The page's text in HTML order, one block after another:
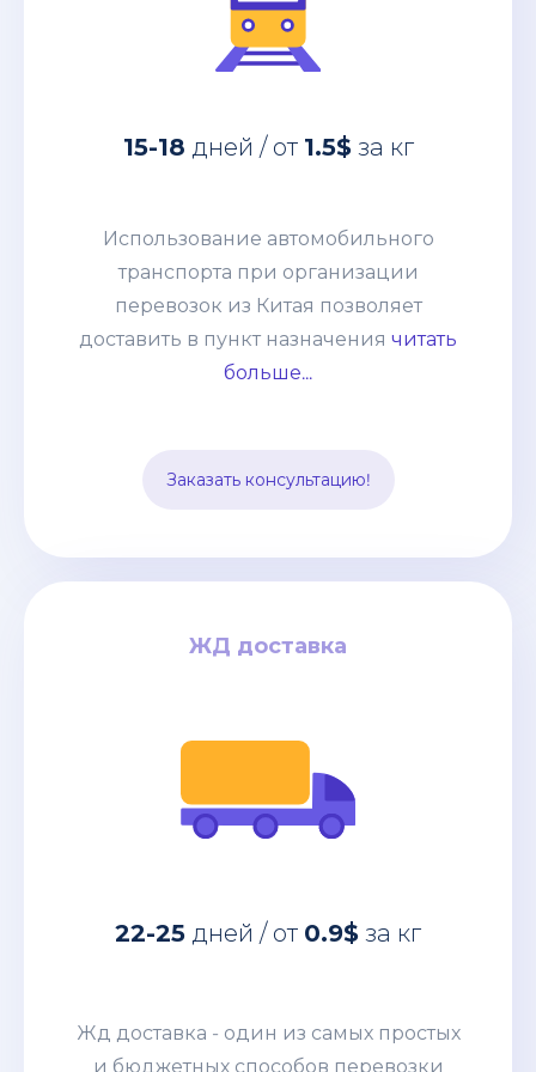
15-18 дней / от 1.5$за кг
Использование автомобильного
транспорта при организации
перевозок из Китая позволяет
доставить в пункт назначения читать
больше...
Заказать консультацию!
транспорта при организации
сборных грузов, что позволяет
опта.
ЖД доставка
22-25 дней / от 0.9$ за кг
Жд доставка - один из самых простых
и бюджетных способов перевозки
ЖД доставка
22-25
дней / от
Жд доставка - один из самых простых
направлением мы возим от
небольших сборных грузов 100-200кг